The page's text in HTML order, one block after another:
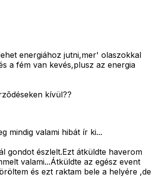
energiához jutni,mer' olaszokkal
a fém van kevés,plusz az energia
kívül??
mindig valami hibát ír ki...
gondot észlelt.Ezt átküldte haverom
valami...Átküldte az egész event
és ezt raktam bele a helyére ,de